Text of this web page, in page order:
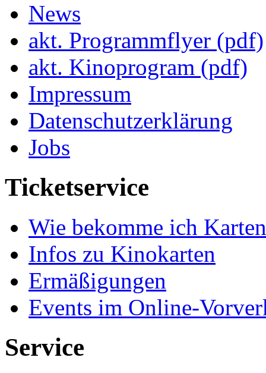
News
akt. Programmflyer (pdf)
akt. Kinoprogram (pdf)
Impressum
Datenschutzerklärung
Jobs
Ticketservice
Wie bekomme ich
Infos zu Kinokarten
Ermäßigungen
Events im Online-
Service